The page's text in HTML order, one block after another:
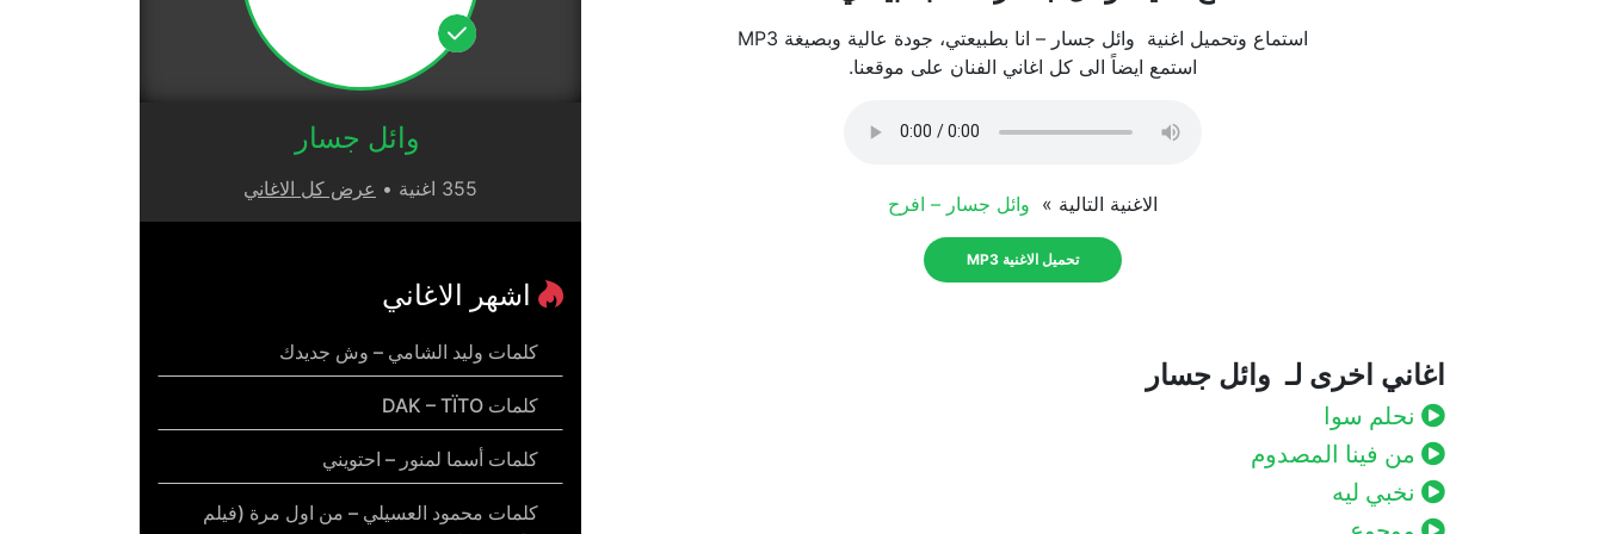
استماع وتحميل اغنية وائل جسار – انا بطبيعتي، جودة عالية وبصيغة MP3
استمع ايضاً الى كل اغاني الفنان على موقعنا.
الاغنية التالية » وائل جسار – افرح
تحميل الاغنية MP3
اغاني اخرى لـ وائل جسار
نحلم سوا
من فينا المصدوم
نخبي ليه
وائل جسار
355 اغنية • عرض كل الاغاني
اشهر الاغاني
كلمات وليد الشامي – وش جديدك
كلمات DAK – TÏTO
كلمات أسما لمنور – احتويني
كلمات محمود العسيلي – من اول مرة (فيلم